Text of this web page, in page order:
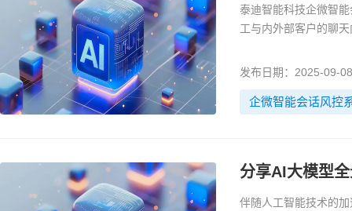
泰迪智能科技企微智
工与内外部客户的聊
留痕将全部会话内容
发布日期：2025-09-08
企微智能会话风控
分享AI大模型
伴随人工智能技术的